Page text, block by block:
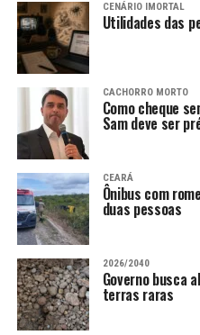
CENÁRIO IMORTAL
Utilidades das
CACHORRO MORTO
Como cheque
Sam deve ser
CEARÁ
Ônibus com
duas pessoas
2026/2040
Governo busca
terras raras